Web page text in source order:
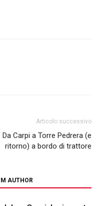
Articolo successivo
Da Carpi a Torre Pedrera (e
ritorno) a bordo di trattore
AUTHOR